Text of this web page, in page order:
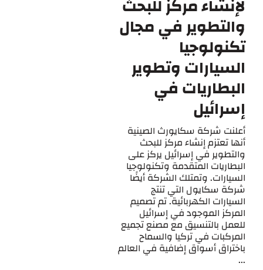
لإنشاء مركز للبحث
والتطوير في مجال
تكنولوجيا
السيارات وتطوير
البطاريات في
إسرائيل
أعلنت شركة سكايورث الصينية
أنها تعتزم إنشاء مركز للبحث
والتطوير في إسرائيل يركز على
البطاريات المتقدمة وتكنولوجيا
السيارات. وتمتلك الشركة أيضًا
شركة سكايول التي تنتج
السيارات الكهربائية. تم تصميم
المركز الموجود في إسرائيل
للعمل بالتنسيق مع مصنع تجميع
المركبات في تركيا والسماح
باختراق أسواق إضافية في العالم
...